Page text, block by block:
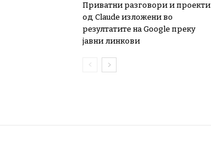
Приватни разговори и проекти
од Claude изложени во
резултатите на Google преку
јавни линкови